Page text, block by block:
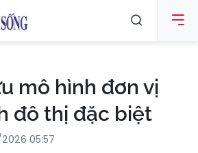
mô hình đơn vị
đô thị đặc biệt
05:57